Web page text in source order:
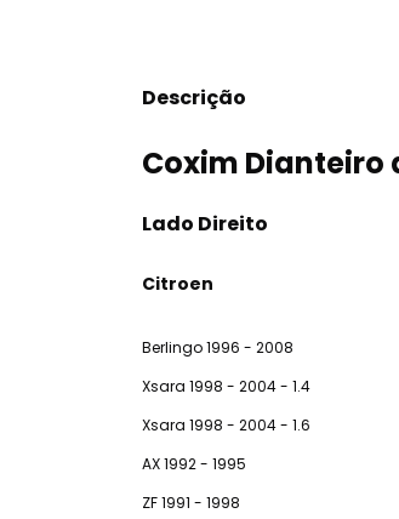
Descrição
Coxim Dianteiro
Lado Direito
Citroen
Berlingo 1996 - 2008
Xsara 1998 - 2004 - 1.4
Xsara 1998 - 2004 - 1.6
AX 1992 - 1995
ZF 1991 - 1998